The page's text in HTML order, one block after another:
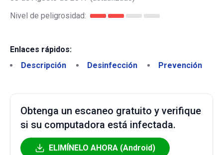
Nivel de peligrosidad:
Enlaces rápidos:
Descripción
Desinfección Prevención
Obtenga un escaneo gratuito y verifique
si su computadora está infectada.
ELIMÍNELO AHORA (Android)